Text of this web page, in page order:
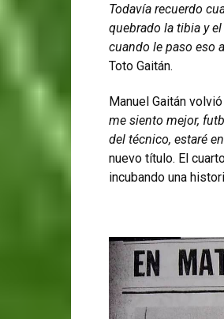
Todavía recuerdo
quebrado la tibia y
cuando le paso eso
Toto Gaitán.
Manuel Gaitán
me siento mejor,
del técnico, estaré
nuevo título. El
incubando una